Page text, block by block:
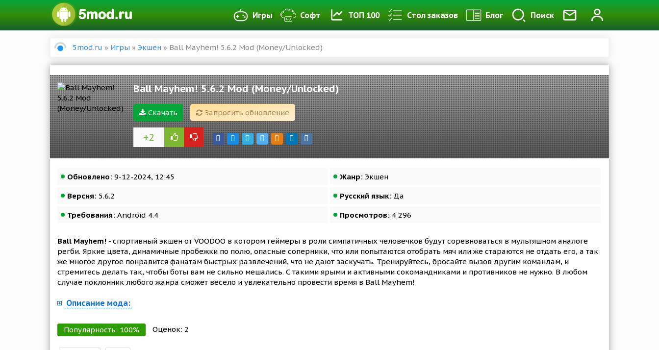
Игры Софт ТОП 100 Стол заказов Блог Поиск
5mod.ru » Игры » Экшен » Ball Mayhem! 5.6.2 Mod (Money/Unlocked)
Ball Mayhem! 5.6.2 Mod (Money/Unlocked)
Скачать Запросить обновление
+2
Обновлено: 9-12-2024, 12:45 Жанр: Экшен
Версия: 5.6.2 Русский язык: Да
Требования: Android 4.4 Просмотров: 4 296
Ball Mayhem! - спортивный экшен от VOODOO в котором геймеры в роли симпатичных человечков будут соревноваться в мультяшном аналоге
регби. Яркие цвета, динамичные пробежки по полю, опасные соперники, что или попытаются отобрать мяч или же стараются не отдать его, а так
же многое другое понравится фанатам быстрых развлечений, что не дают заскучать. Тренируйтесь, бросайте вызов другим командам, и
стремитесь делать так, чтобы боты вам не сильно мешались. С такими ярыми и активными сокомандниками и противников не нужно. В любом
случае поклонник любого жанра сможет весело и увлекательно провести время в Ball Mayhem!
Описание мода:
Популярность: 100% Оценок: 2